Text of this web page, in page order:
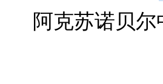
阿克苏诺贝